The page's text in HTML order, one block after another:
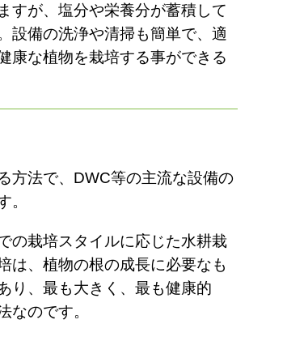
すが、塩分や栄養分が蓄積して
設備の洗浄や清掃も簡単で、適
康な植物を栽培する事ができる
方法で、 DWC等の主流な設備の
。
の栽培スタイルに応じた水耕栽
は、植物の根の成長に必要なも
り、最も大きく、最も健康的
なのです。